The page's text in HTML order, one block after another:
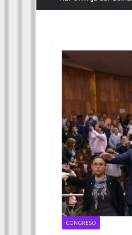
CONGRESO